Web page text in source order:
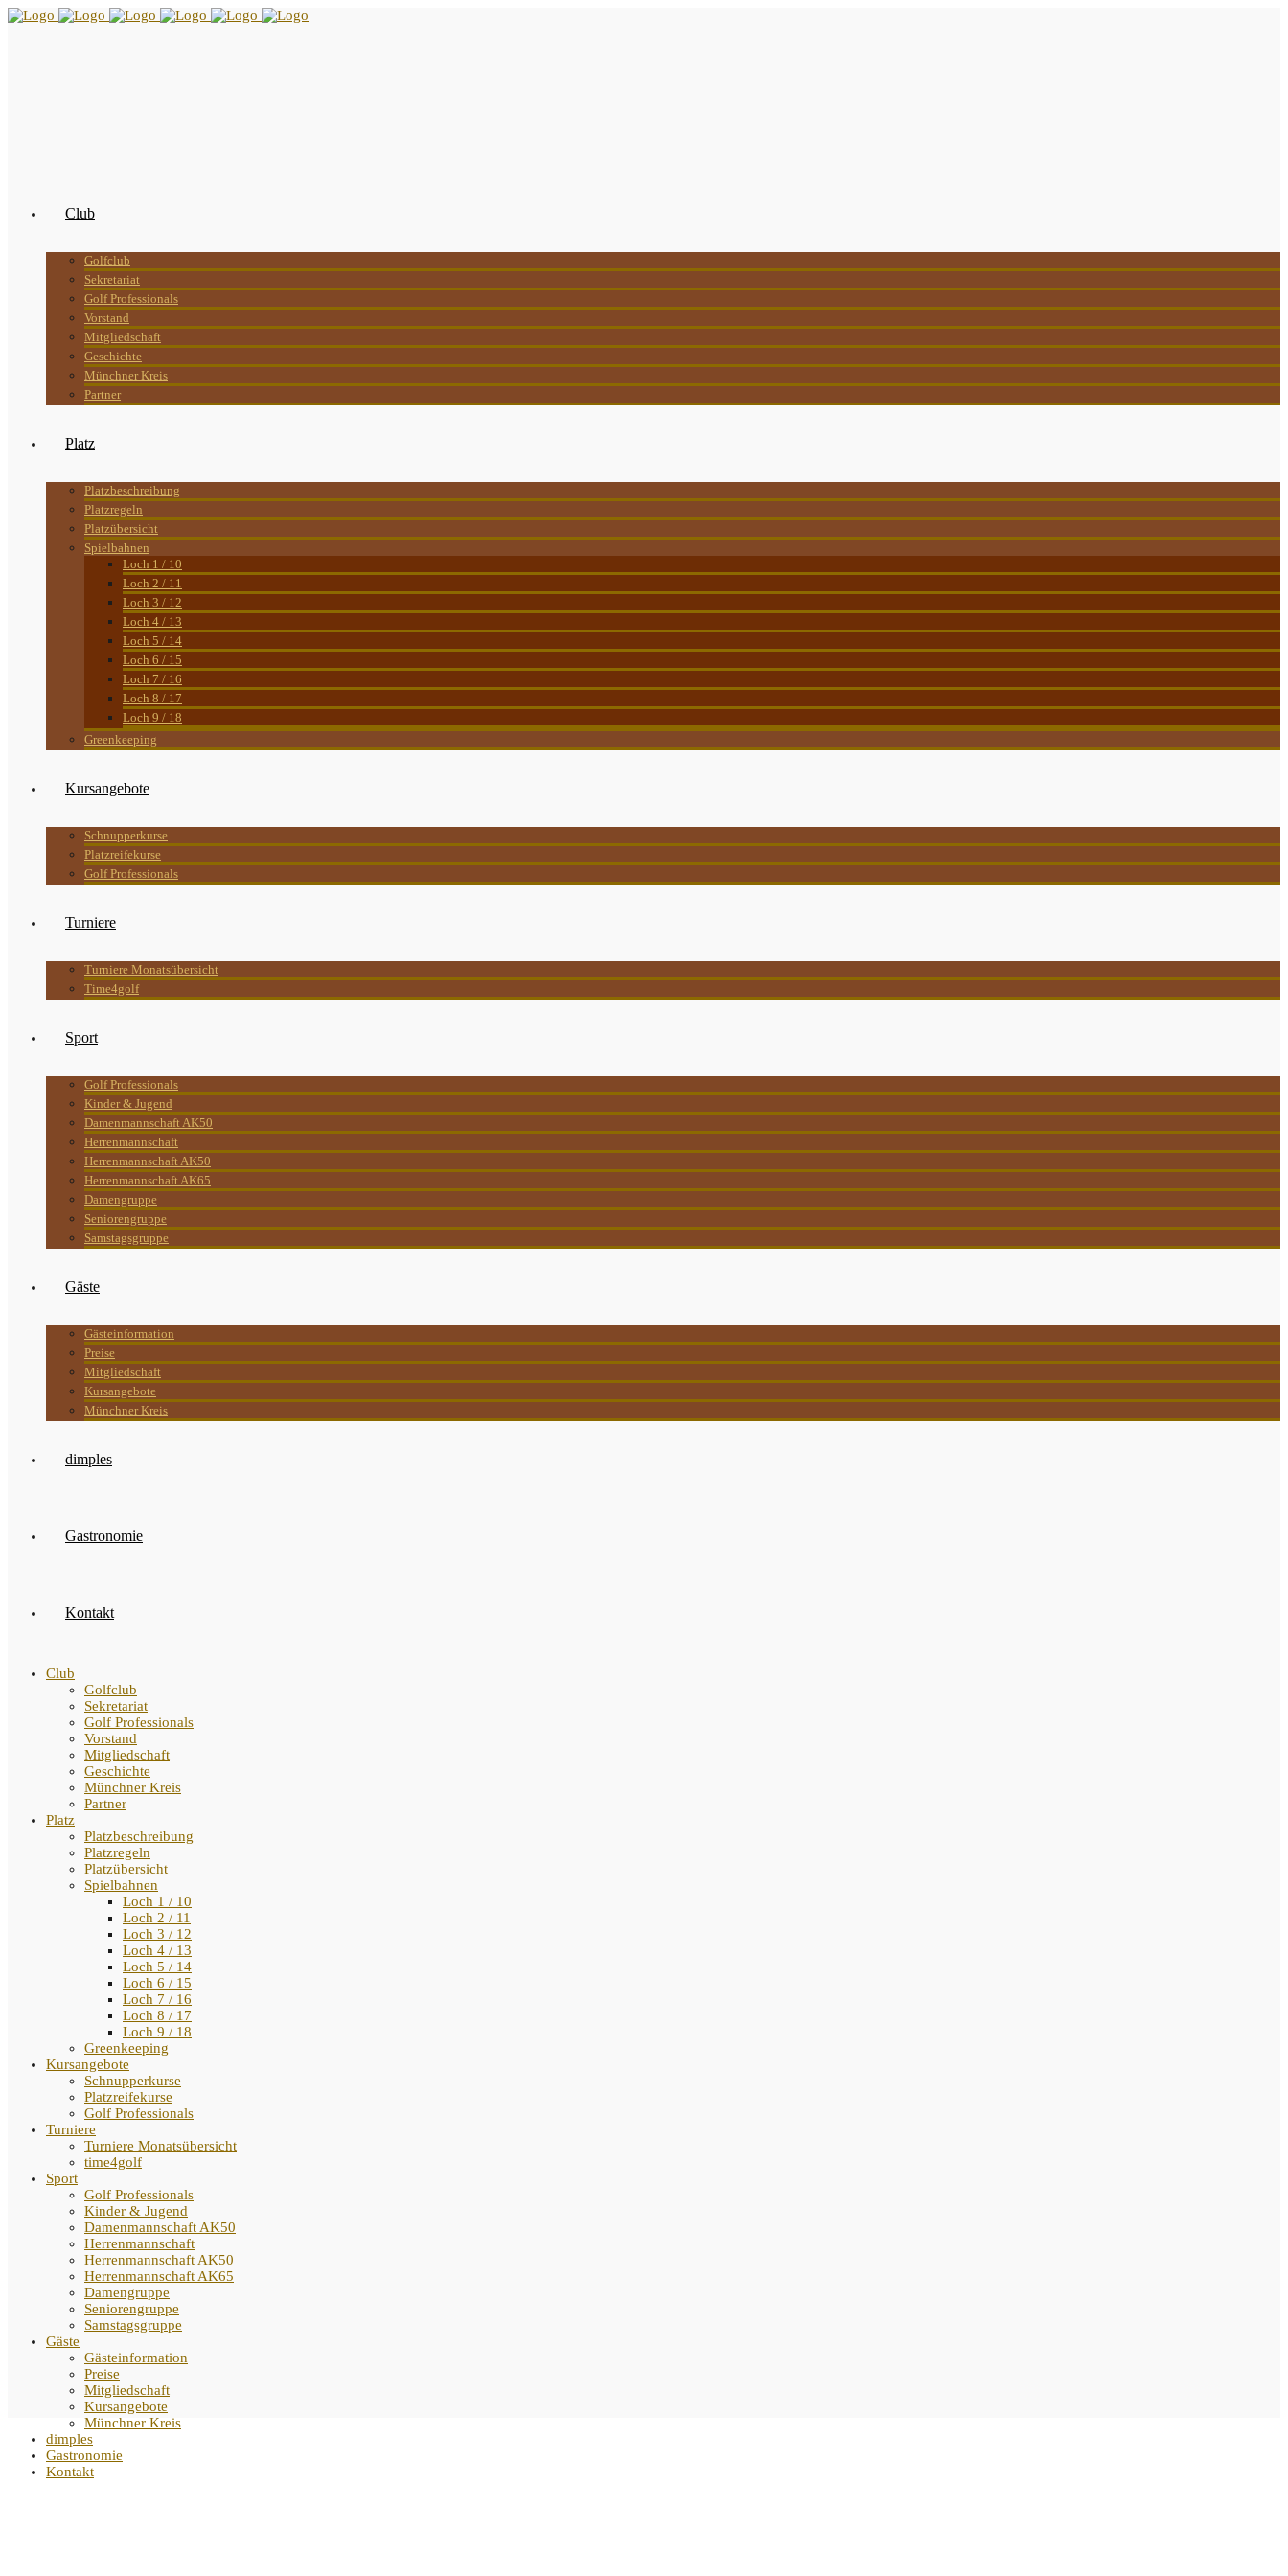
Club
Golfclub
Sekretariat
Golf Professionals
Vorstand
Mitgliedschaft
Geschichte
Münchner Kreis
Partner
Platz
Platzbeschreibung
Platzregeln
Platzübersicht
Spielbahnen
Loch 1 / 10
Loch 2 / 11
Loch 3 / 12
Loch 4 / 13
Loch 5 / 14
Loch 6 / 15
Loch 7 / 16
Loch 8 / 17
Loch 9 / 18
Greenkeeping
Kursangebote
Schnupperkurse
Platzreifekurse
Golf Professionals
Turniere
Turniere Monatsübersicht
Time4golf
Sport
Golf Professionals
Kinder & Jugend
Damenmannschaft AK50
Herrenmannschaft
Herrenmannschaft AK50
Herrenmannschaft AK65
Damengruppe
Seniorengruppe
Samstagsgruppe
Gäste
Gästeinformation
Preise
Mitgliedschaft
Kursangebote
Münchner Kreis
dimples
Gastronomie
Kontakt
Club
Golfclub
Sekretariat
Golf Professionals
Vorstand
Mitgliedschaft
Geschichte
Münchner Kreis
Partner
Platz
Platzbeschreibung
Platzregeln
Platzübersicht
Spielbahnen
Loch 1 / 10
Loch 2 / 11
Loch 3 / 12
Loch 4 / 13
Loch 5 / 14
Loch 6 / 15
Loch 7 / 16
Loch 8 / 17
Loch 9 / 18
Greenkeeping
Kursangebote
Schnupperkurse
Platzreifekurse
Golf Professionals
Turniere
Turniere Monatsübersicht
time4golf
Sport
Golf Professionals
Kinder & Jugend
Damenmannschaft AK50
Herrenmannschaft
Herrenmannschaft AK50
Herrenmannschaft AK65
Damengruppe
Seniorengruppe
Samstagsgruppe
Gäste
Gästeinformation
Preise
Mitgliedschaft
Kursangebote
Münchner Kreis
dimples
Gastronomie
Kontakt